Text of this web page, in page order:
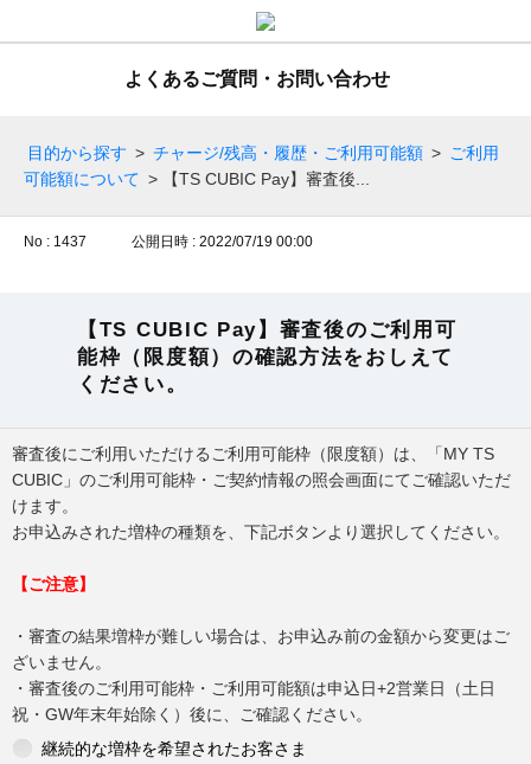
よくあるご質問・お問い合わせ
目的から探す > チャージ/残高・履歴・ご利用可能額 > ご利用
可能額について > 【TS CUBIC Pay】審査後...
No : 1437 公開日時 : 2022/07/19 00:00
【TS CUBIC Pay】審査後のご利用可
能枠（限度額）の確認方法をおしえて
ください。
審査後にご利用いただけるご利用可能枠（限度額）は、「MY TS
CUBIC」のご利用可能枠・ご契約情報の照会画面にてご確認いただ
けます。
お申込みされた増枠の種類を、下記ボタンより選択してください。
【ご注意】
・審査の結果増枠が難しい場合は、お申込み前の金額から変更はご
ざいません。
・審査後のご利用可能枠・ご利用可能額は申込日+2営業日（土日
祝・GW年末年始除く）後に、ご確認ください。
継続的な増枠を希望されたお客さま